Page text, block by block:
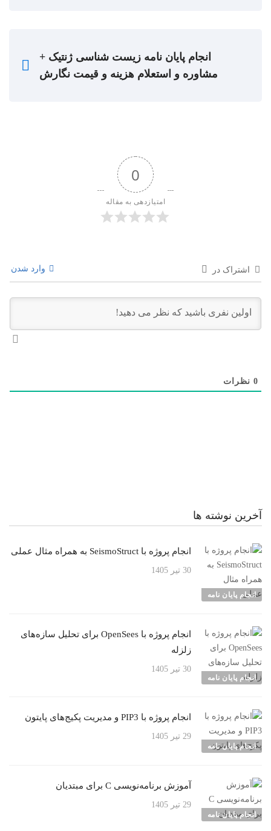
انجام پایان نامه زیست شناسی ژنتیک +
مشاوره و استعلام هزینه و قیمت نگارش
0
امتیازدهی به مقاله
اشتراک در وارد شدن
0 نظرات
آخرین نوشته ها
انجام پایان نامه
انجام پروژه با SeismoStruct به همراه مثال عملی
30 تیر 1405
انجام پایان نامه
انجام پروژه با OpenSees برای تحلیل سازه‌های
زلزله
30 تیر 1405
انجام پایان نامه
انجام پروژه با PIP3 و مدیریت پکیج‌های پایتون
29 تیر 1405
انجام پایان نامه
آموزش برنامه‌نویسی C برای مبتدیان
29 تیر 1405